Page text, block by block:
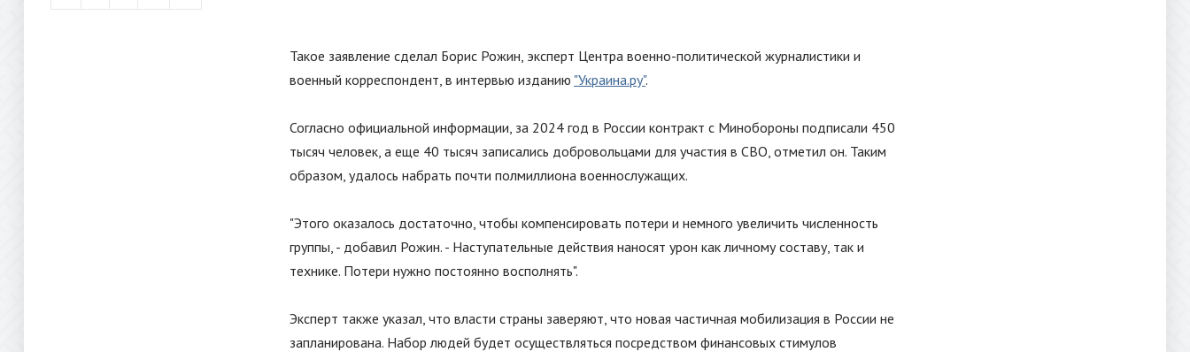
Такое заявление сделал Борис Рожин, эксперт Центра военно-политической журналистики и
военный корреспондент, в интервью изданию "Украина.ру".
Согласно официальной информации, за 2024 год в России контракт с Минобороны подписали 450
тысяч человек, а еще 40 тысяч записались добровольцами для участия в СВО, отметил он. Таким
образом, удалось набрать почти полмиллиона военнослужащих.
"Этого оказалось достаточно, чтобы компенсировать потери и немного увеличить численность
группы, - добавил Рожин. - Наступательные действия наносят урон как личному составу, так и
технике. Потери нужно постоянно восполнять".
Эксперт также указал, что власти страны заверяют, что новая частичная мобилизация в России не
запланирована. Набор людей будет осуществляться посредством финансовых стимулов